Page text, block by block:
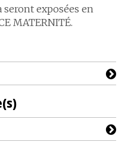
seront exposées en
MATERNITÉ.